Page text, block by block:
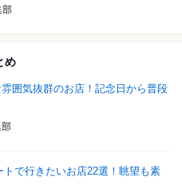
部
め
囲気抜群のお店！記念日から普段
で行きたいお店22選！眺望も素